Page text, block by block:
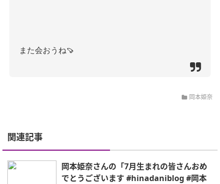
また会おうね🍠
岡本姫奈
関連記事
岡本姫奈さんの「7月生まれの皆さんおめ
でとうございます #hinadaniblog #岡本